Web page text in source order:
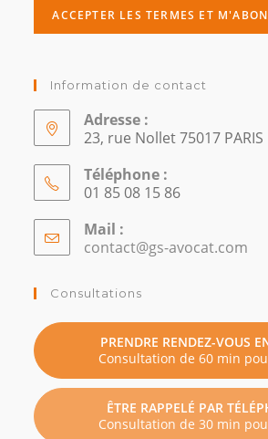
Information de contact
Adresse :
23, rue Nollet 75017 PARIS
Téléphone :
01 85 08 15 86
Mail :
contact@gs-avocat.com
Consultations
PRENDRE RENDEZ-VOUS
Consultation de 60 min
ÊTRE RAPPELÉ PAR
Consultation de 30 min